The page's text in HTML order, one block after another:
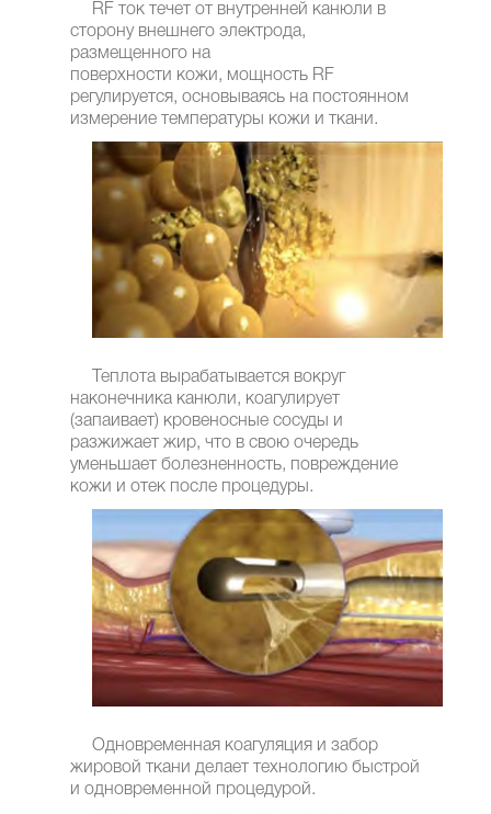
RF ток течет от внутренней канюли в
сторону внешнего электрода,
размещенного на
поверхности кожи, мощность RF
регулируется, основываясь на постоянном
измерение температуры кожи и ткани.
Теплота вырабатывается вокруг
наконечника канюли, коагулирует
(запаивает) кровеносные сосуды и
разжижает жир, что в свою очередь
уменьшает болезненность, повреждение
кожи и отек после процедуры.
Одновременная коагуляция и забор
жировой ткани делает технологию быстрой
и одновременной процедурой.